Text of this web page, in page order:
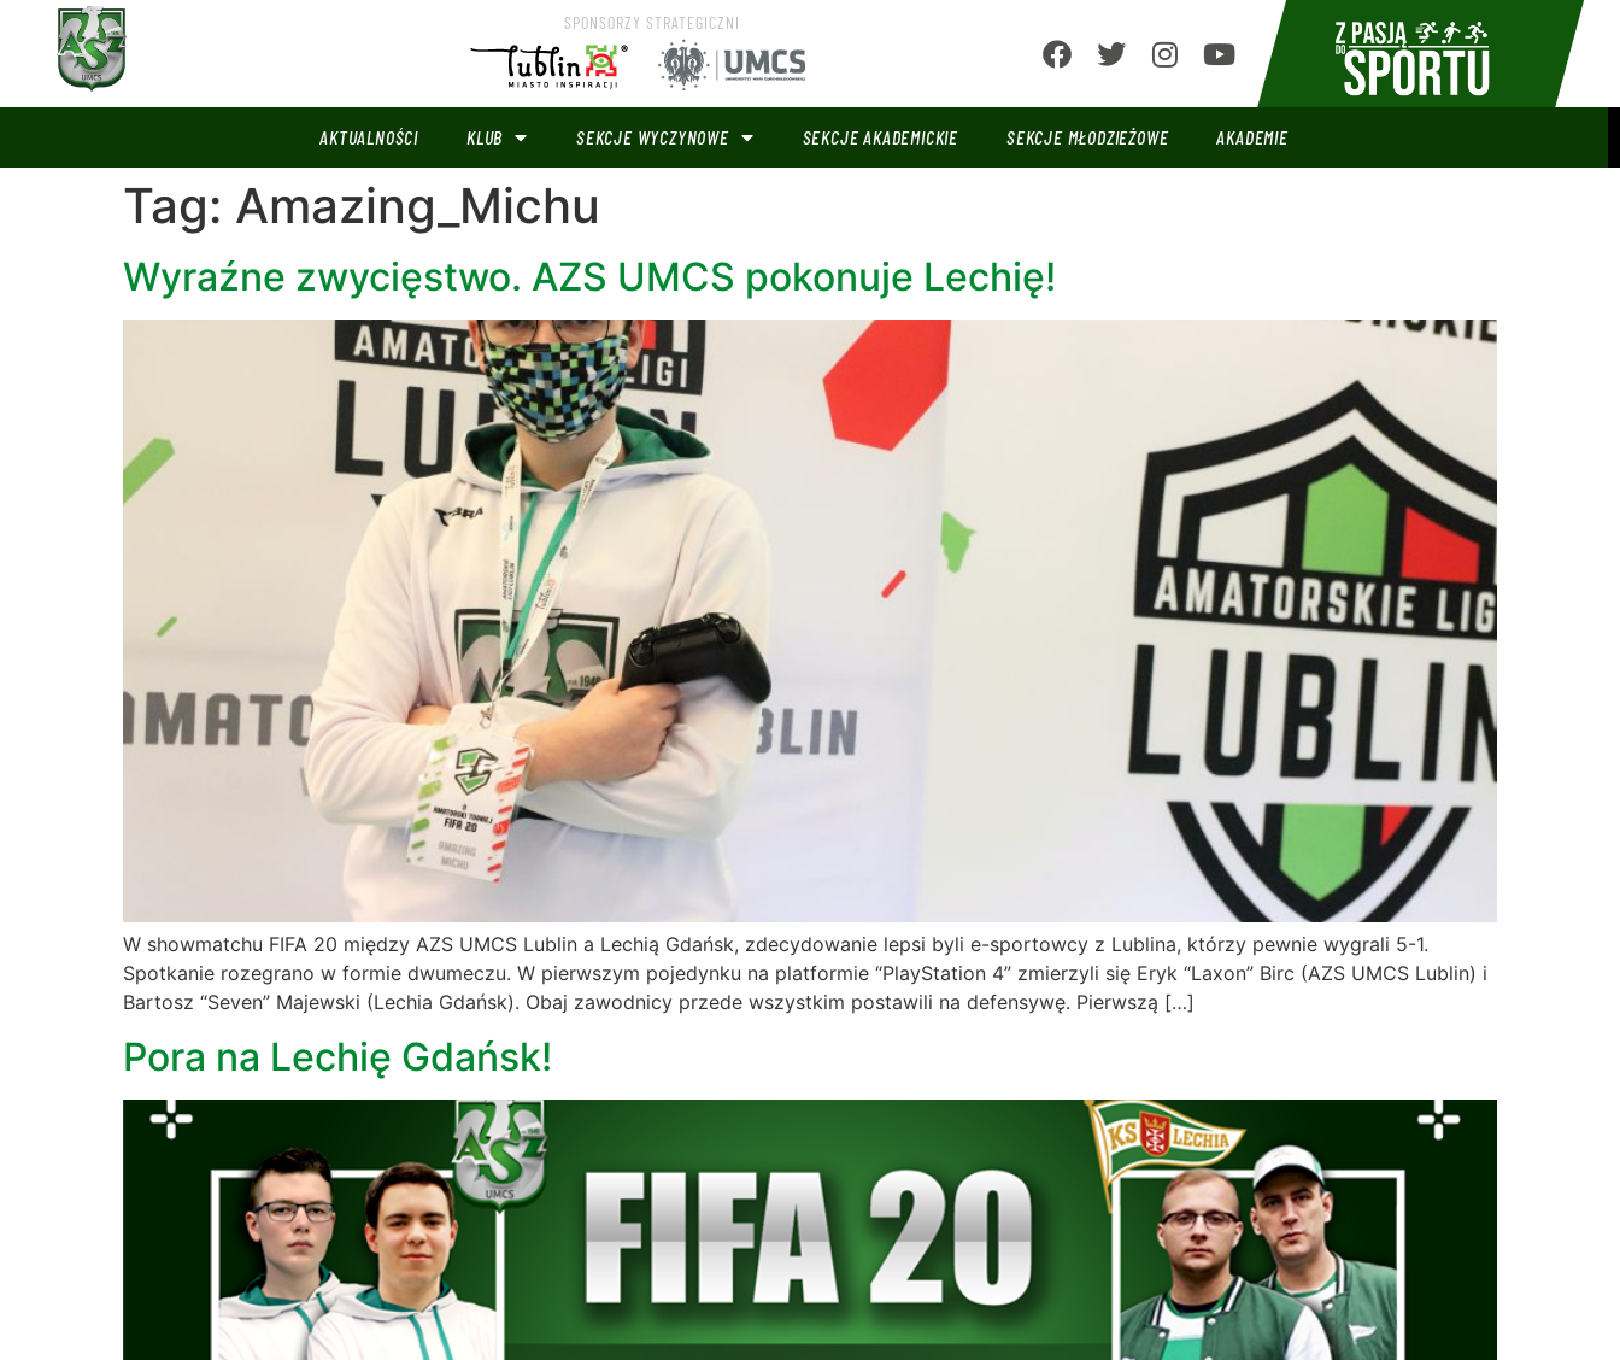
SPONSORZY STRATEGICZNI
AKTUALNOŚCI KLUB SEKCJE WYCZYNOWE SEKCJE AKADEMICKIE SEKCJE MŁODZIEŻOWE AKADEMIE
Tag: Amazing_Michu
Wyraźne zwycięstwo. AZS UMCS pokonuje Lechię!
W showmatchu FIFA 20 między AZS UMCS Lublin a Lechią Gdańsk, zdecydowanie lepsi byli e-sportowcy z Lublina, którzy pewnie wygrali 5-1.
Spotkanie rozegrano w formie dwumeczu. W pierwszym pojedynku na platformie “PlayStation 4” zmierzyli się Eryk “Laxon” Birc (AZS UMCS Lublin) i
Bartosz “Seven” Majewski (Lechia Gdańsk). Obaj zawodnicy przede wszystkim postawili na defensywę. Pierwszą […]
Pora na Lechię Gdańsk!